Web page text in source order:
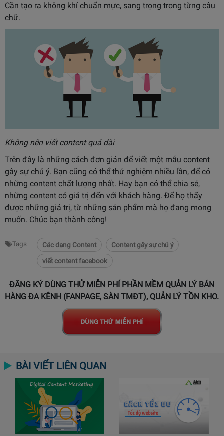
Cần tạo ra không khí chuẩn mực, sang trọng trong từng câu
chữ.
Không nên viết content quá dài
Trên đây là những cách đơn giản để viết một mẫu content
gây sự chú ý. Bạn cũng có thể thử nghiệm nhiều lần, để có
những content chất lượng nhất. Hay bạn có thể chia sẻ,
những content có giá trị đến với khách hàng. Để họ thấy
được những giá trị, từ những sản phẩm mà họ đang mong
muốn. Chúc bạn thành công!
Tags Các dạng Content
Content gây sự chú ý
viết content facebook
ĐĂNG KÝ DÙNG THỬ MIỄN PHÍ PHẦN MỀM QUẢN LÝ BÁN
HÀNG ĐA KÊNH (FANPAGE, SÀN TMĐT), QUẢN LÝ TỒN KHO.
BÀI VIẾT LIÊN QUAN